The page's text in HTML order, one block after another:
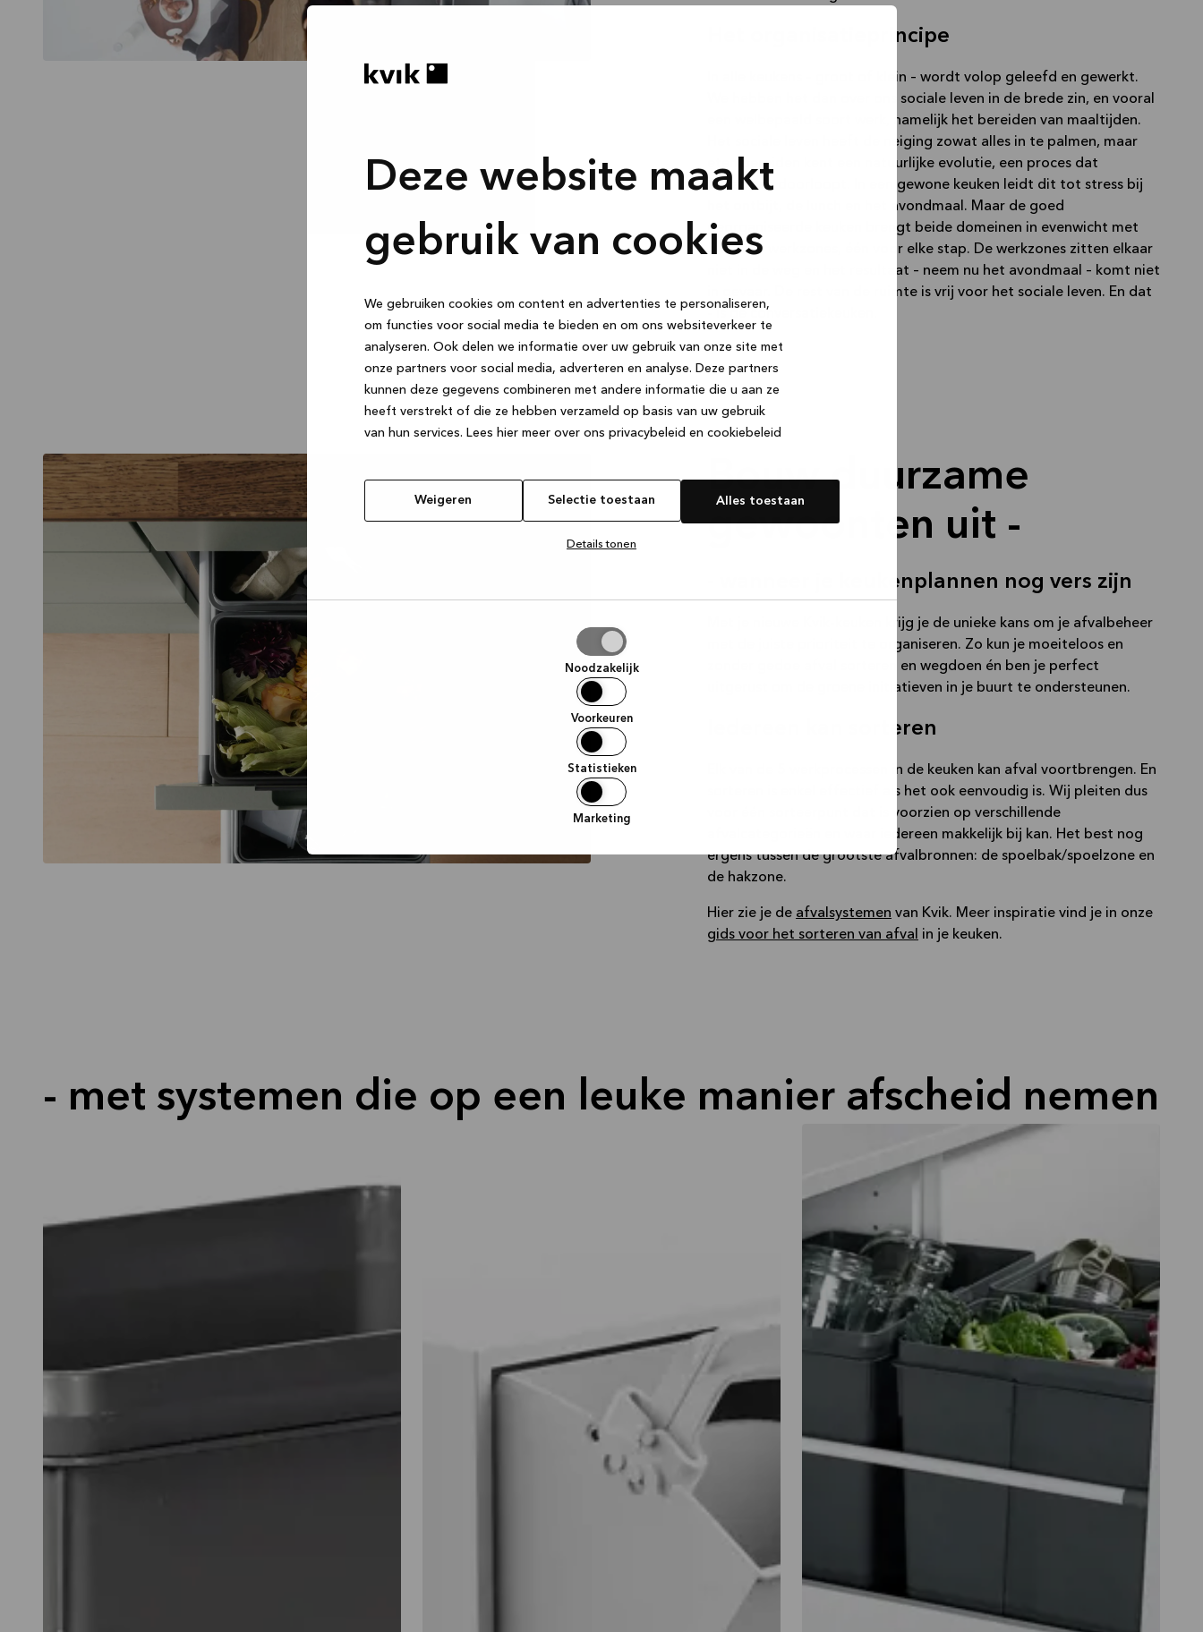
Deze website maakt
gebruik van cookies
We gebruiken cookies om content en advertenties te personaliseren,
om functies voor social media te bieden en om ons websiteverkeer te
analyseren. Ook delen we informatie over uw gebruik van onze site met
onze partners voor social media, adverteren en analyse. Deze partners
kunnen deze gegevens combineren met andere informatie die u aan ze
heeft verstrekt of die ze hebben verzameld op basis van uw gebruik
van hun services. Lees hier meer over ons privacybeleid en cookiebeleid
Weigeren Selectie toestaan Alles toestaan
Details tonen
Noodzakelijk
Voorkeuren
Statistieken
Marketing
Het organisatieprincipe
In alle keukens – groot of klein – wordt volop geleefd en gewerkt.
We hebben het dan over ons sociale leven in de brede zin, en vooral
een welbepaald soort werk, namelijk het bereiden van maaltijden.
Het sociale leven heeft de neiging zowat alles in te palmen, maar
eten bereiden kent een natuurlijke evolutie, een proces dat
5 stappen doorloopt. In een gewone keuken leidt dit tot stress bij
het ontbijt, de lunch en het avondmaal. Maar de goed
georganiseerde keuken brengt beide domeinen in evenwicht met
5 aparte werkzones, één voor elke stap. De werkzones zitten elkaar
niet in de weg en het resultaat – neem nu het avondmaal – komt niet
in gevaar. De rest van de ruimte is vrij voor het sociale leven. En dat
- is de conversatiekeuken.
Bouw duurzame
gewoonten uit -
- wanneer je keukenplannen nog vers zijn
Met je nieuwe Kvik-keuken krijg je de unieke kans om je afvalbeheer
met de juiste prioriteit te organiseren. Zo kun je moeiteloos en
zonder gedoe afval sorteren en wegdoen én ben je perfect
uitgerust om de groene initiatieven in je buurt te ondersteunen.
Iedereen kan sorteren
Elk van de 5 werkprocessen in de keuken kan afval voortbrengen. En
sorteren is enkel effectief als het ook eenvoudig is. Wij pleiten dus
voor één sorteerpunt dat is voorzien op verschillende
afvalcategorieën en waar iedereen makkelijk bij kan. Het best nog
ergens tussen de grootste afvalbronnen: de spoelbak/spoelzone en
de hakzone.
Hier zie je de afvalsystemen van Kvik. Meer inspiratie vind je in onze
gids voor het sorteren van afval
in je keuken.
- met systemen die op een leuke manier afscheid nemen